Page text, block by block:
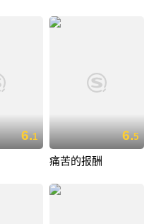
6.1 6.5
痛苦的报酬